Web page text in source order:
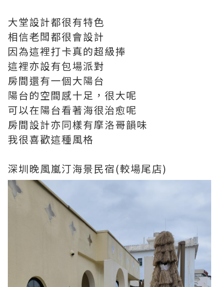
大堂設計都很有特色
相信老闆都很會設計
因為這裡打卡真的超級捧
這裡亦設有包場派對
房間還有一個大陽台
陽台的空間感十足，很大呢
可以在陽台看著海很治愈呢
房間設計亦同樣有摩洛哥韻味
我很喜歡這種風格
深圳晚風嵐汀海景民宿(較場尾店)